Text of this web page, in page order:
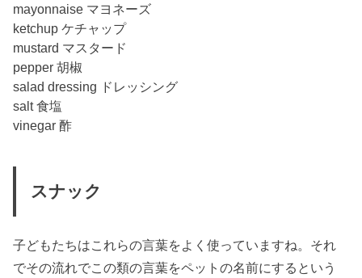
mayonnaise マヨネーズ
ketchup ケチャップ
mustard マスタード
pepper 胡椒
salad dressing ドレッシング
salt 食塩
vinegar 酢
スナック
子どもたちはこれらの言葉をよく使っていますね。それ
でその流れでこの類の言葉をペットの名前にするという